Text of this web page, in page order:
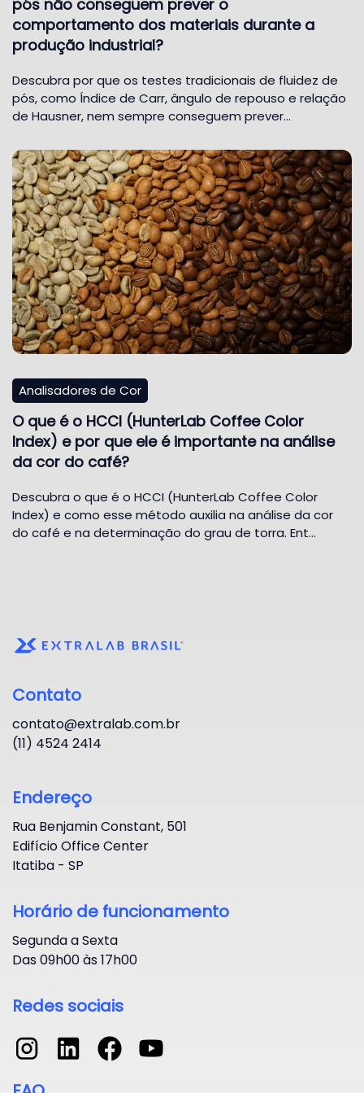
pós não conseguem prever o
comportamento dos materiais durante a
produção industrial?
Descubra por que os testes tradicionais de fluidez de
pós, como Índice de Carr, ângulo de repouso e relação
de Hausner, nem sempre conseguem prever…
Analisadores de Cor
O que é o HCCI (HunterLab Coffee Color
Index) e por que ele é importante na análise
da cor do café?
Descubra o que é o HCCI (HunterLab Coffee Color
Index) e como esse método auxilia na análise da cor
do café e na determinação do grau de torra. Ent…
Contato
contato@extralab.com.br
(11) 4524 2414
Endereço
Rua Benjamin Constant, 501
Edifício Office Center
Itatiba - SP
Horário de funcionamento
Segunda a Sexta
Das 09h00 às 17h00
Redes sociais